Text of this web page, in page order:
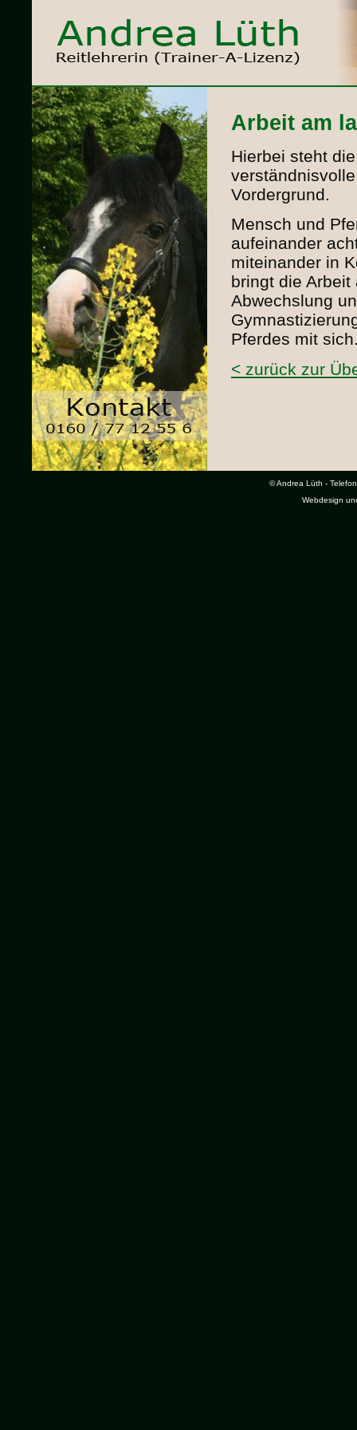
Arbeit am
Hierbei steht
Vordergrund.
Mensch und
aufeinander
miteinander in
bringt die
Abwechslung
Pferdes mit
< zurück zur
© Andrea Lüth -
Webdesign